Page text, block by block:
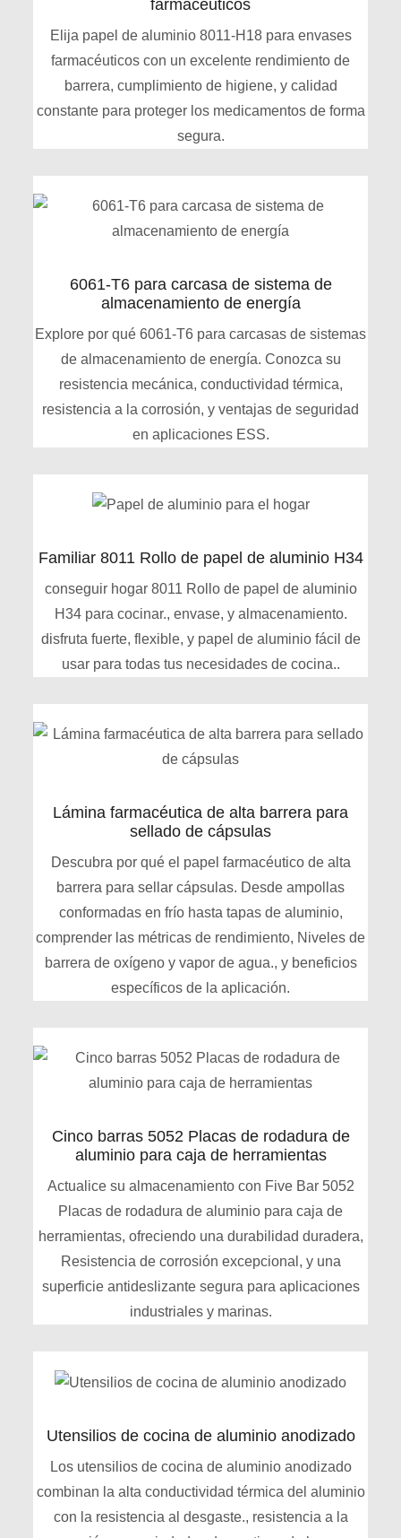
farmacéuticos
Elija papel de aluminio 8011-H18 para envases
farmacéuticos con un excelente rendimiento de
barrera, cumplimiento de higiene, y calidad
constante para proteger los medicamentos de forma
segura.
6061-T6 para carcasa de sistema de
almacenamiento de energía
Explore por qué 6061-T6 para carcasas de sistemas
de almacenamiento de energía. Conozca su
resistencia mecánica, conductividad térmica,
resistencia a la corrosión, y ventajas de seguridad
en aplicaciones ESS.
Familiar 8011 Rollo de papel de aluminio H34
conseguir hogar 8011 Rollo de papel de aluminio
H34 para cocinar., envase, y almacenamiento.
disfruta fuerte, flexible, y papel de aluminio fácil de
usar para todas tus necesidades de cocina..
Lámina farmacéutica de alta barrera para
sellado de cápsulas
Descubra por qué el papel farmacéutico de alta
barrera para sellar cápsulas. Desde ampollas
conformadas en frío hasta tapas de aluminio,
comprender las métricas de rendimiento, Niveles de
barrera de oxígeno y vapor de agua., y beneficios
específicos de la aplicación.
Cinco barras 5052 Placas de rodadura de
aluminio para caja de herramientas
Actualice su almacenamiento con Five Bar 5052
Placas de rodadura de aluminio para caja de
herramientas, ofreciendo una durabilidad duradera,
Resistencia de corrosión excepcional, y una
superficie antideslizante segura para aplicaciones
industriales y marinas.
Utensilios de cocina de aluminio anodizado
Los utensilios de cocina de aluminio anodizado
combinan la alta conductividad térmica del aluminio
con la resistencia al desgaste., resistencia a la